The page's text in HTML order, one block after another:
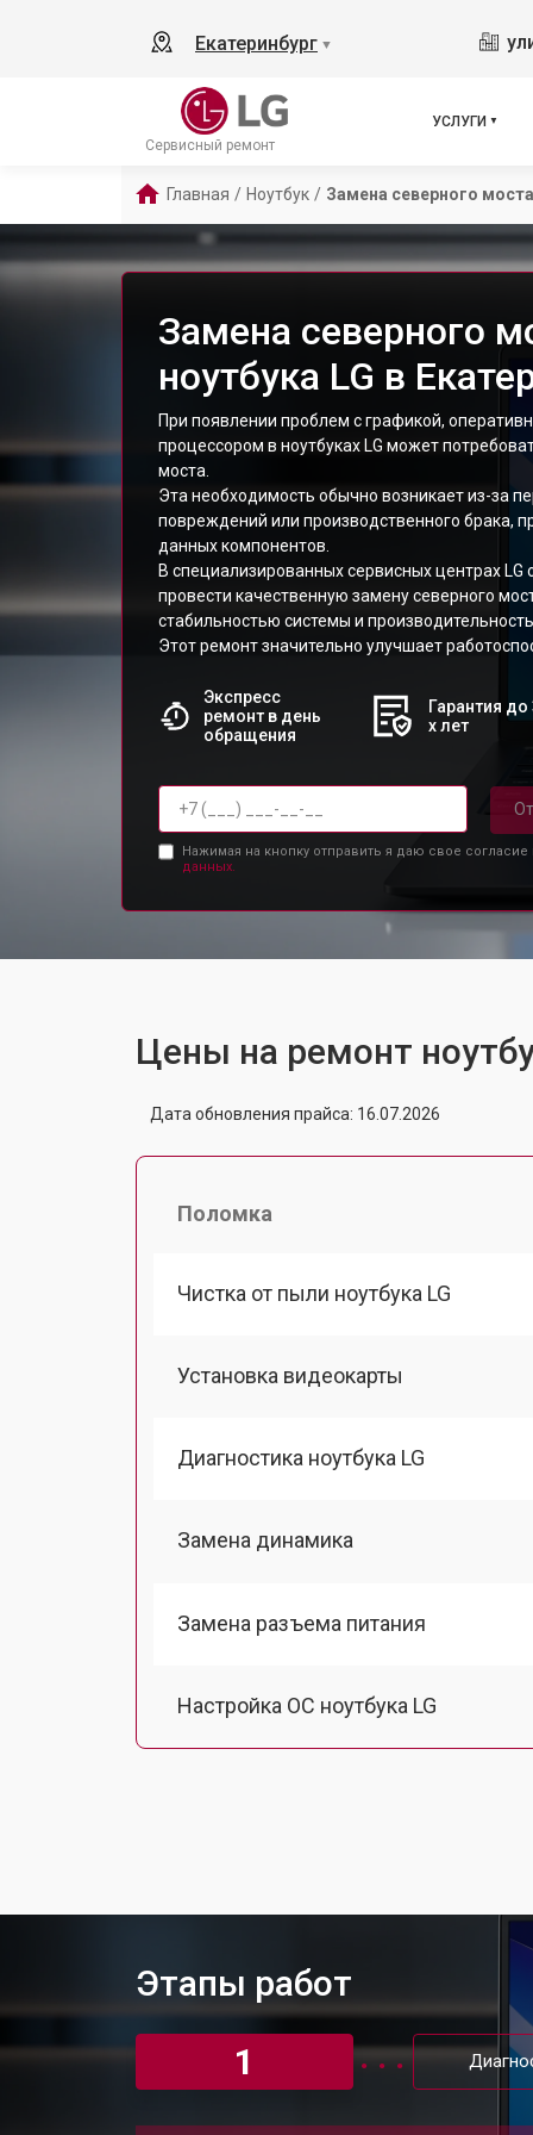
Екатеринбург ▼
Сервисный ремонт
УСЛУГИ
Главная / Ноутбук / Замена северного моста
Замена северного
ноутбука LG в
При появлении проблем с графикой,
процессором в ноутбуках LG может
моста.
Эта необходимость обычно возникает из-за
повреждений или производственного брака,
данных компонентов.
В специализированных сервисных центрах
провести качественную замену северного
стабильностью системы и
Этот ремонт значительно улучшает
Экспресс
ремонт в день
обращения
Гарантия до
х лет
Нажимая на кнопку отправить я даю свое согласие
данных.
Цены на ремонт
Дата обновления прайса: 16.07.2026
Поломка
Чистка от пыли ноутбука LG
Установка видеокарты
Диагностика ноутбука LG
Замена динамика
Замена разъема питания
Настройка ОС ноутбука LG
Установка драйверов Windows
Этапы работ
1